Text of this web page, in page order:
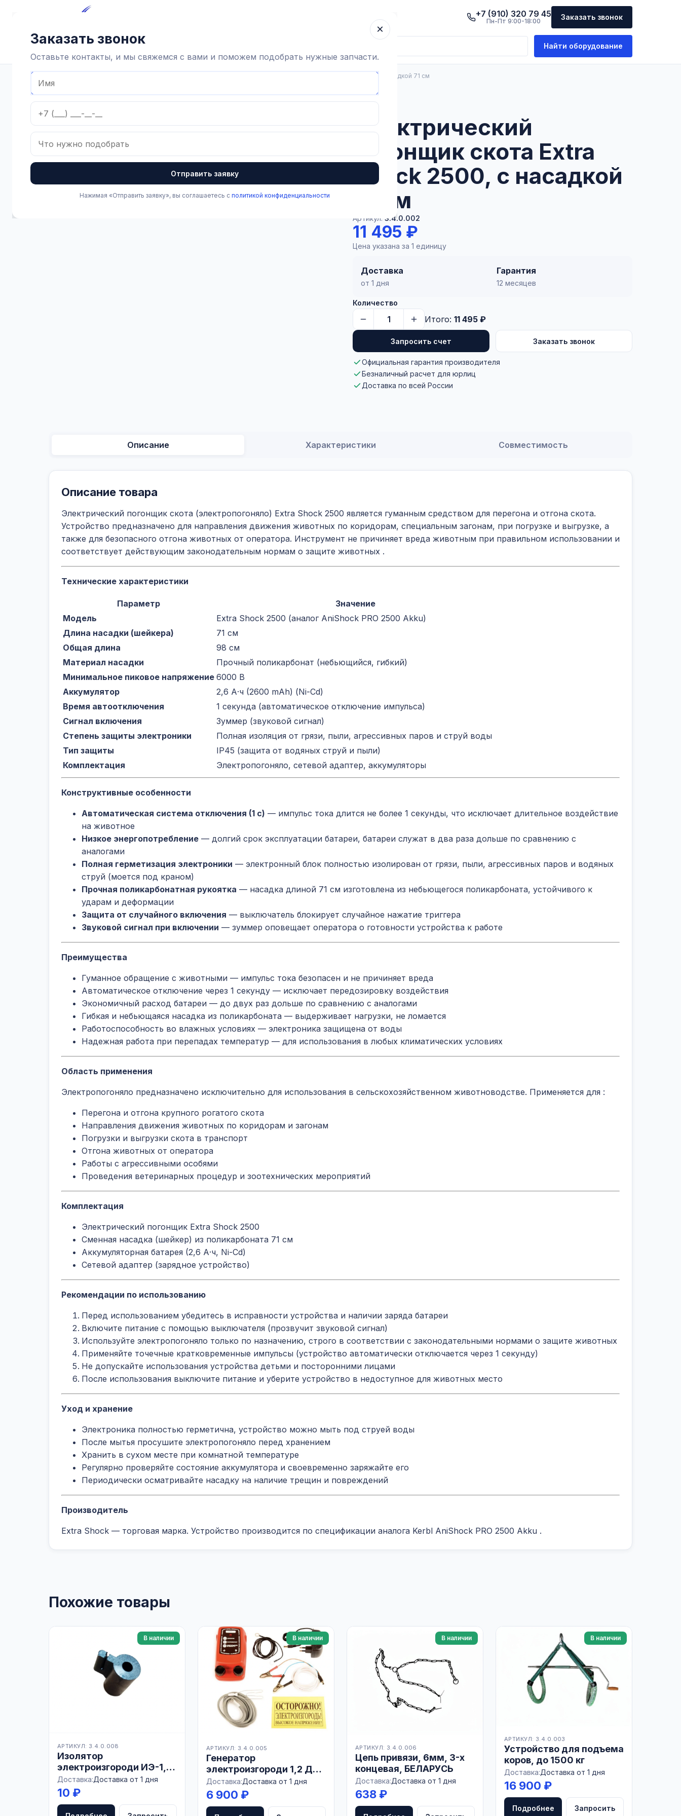
Контакты +7 (910) 320 79 45
Пн-Пт 9:00-18:00 Заказать звонок
Найти оборудование
Электрический погонщик скота Extra Shock 2500, c насадкой 71 см
Электрический
погонщик скота Extra
Shock 2500, c насадкой
71 см
Артикул: 3.4.0.002
11 495 ₽
Цена указана за 1 единицу
Доставка
от 1 дня
Гарантия
12 месяцев
Количество
Итого: 11 495 ₽
Запросить счет Заказать звонок
Официальная гарантия производителя
Безналичный расчет для юрлиц
Доставка по всей России
Описание Характеристики Совместимость
Описание товара
Электрический погонщик скота (электропогоняло) Extra Shock 2500 является гуманным средством для перегона и отгона скота.
Устройство предназначено для направления движения животных по коридорам, специальным загонам, при погрузке и выгрузке, а
также для безопасного отгона животных от оператора. Инструмент не причиняет вреда животным при правильном использовании и
соответствует действующим законодательным нормам о защите животных .
Технические характеристики
Параметр
Значение
Модель
Extra Shock 2500 (аналог AniShock PRO 2500 Akku)
Длина насадки (шейкера)
71 см
Общая длина
98 см
Материал насадки
Прочный поликарбонат (небьющийся, гибкий)
Минимальное пиковое напряжение 6000 В
Аккумулятор
2,6 А·ч (2600 mAh) (Ni-Cd)
Время автоотключения
1 секунда (автоматическое отключение импульса)
Сигнал включения
Зуммер (звуковой сигнал)
Степень защиты электроники
Полная изоляция от грязи, пыли, агрессивных паров и струй воды
Тип защиты
IP45 (защита от водяных струй и пыли)
Комплектация
Электропогоняло, сетевой адаптер, аккумуляторы
Конструктивные особенности
Автоматическая система отключения (1 с) — импульс тока длится не более 1 секунды, что исключает длительное воздействие
на животное
Низкое энергопотребление — долгий срок эксплуатации батареи, батареи служат в два раза дольше по сравнению с
аналогами
Полная герметизация электроники — электронный блок полностью изолирован от грязи, пыли, агрессивных паров и водяных
струй (моется под краном)
Прочная поликарбонатная рукоятка — насадка длиной 71 см изготовлена из небьющегося поликарбоната, устойчивого к
ударам и деформации
Защита от случайного включения — выключатель блокирует случайное нажатие триггера
Звуковой сигнал при включении — зуммер оповещает оператора о готовности устройства к работе
Преимущества
Гуманное обращение с животными — импульс тока безопасен и не причиняет вреда
Автоматическое отключение через 1 секунду — исключает передозировку воздействия
Экономичный расход батареи — до двух раз дольше по сравнению с аналогами
Гибкая и небьющаяся насадка из поликарбоната — выдерживает нагрузки, не ломается
Работоспособность во влажных условиях — электроника защищена от воды
Надежная работа при перепадах температур — для использования в любых климатических условиях
Область применения
Электропогоняло предназначено исключительно для использования в сельскохозяйственном животноводстве. Применяется для :
Перегона и отгона крупного рогатого скота
Направления движения животных по коридорам и загонам
Погрузки и выгрузки скота в транспорт
Отгона животных от оператора
Работы с агрессивными особями
Проведения ветеринарных процедур и зоотехнических мероприятий
Комплектация
Электрический погонщик Extra Shock 2500
Сменная насадка (шейкер) из поликарбоната 71 см
Аккумуляторная батарея (2,6 А·ч, Ni-Cd)
Сетевой адаптер (зарядное устройство)
Рекомендации по использованию
Перед использованием убедитесь в исправности устройства и наличии заряда батареи
Включите питание с помощью выключателя (прозвучит звуковой сигнал)
Используйте электропогоняло только по назначению, строго в соответствии с законодательными нормами о защите животных
Применяйте точечные кратковременные импульсы (устройство автоматически отключается через 1 секунду)
Не допускайте использования устройства детьми и посторонними лицами
После использования выключите питание и уберите устройство в недоступное для животных место
Уход и хранение
Электроника полностью герметична, устройство можно мыть под струей воды
После мытья просушите электропогоняло перед хранением
Хранить в сухом месте при комнатной температуре
Регулярно проверяйте состояние аккумулятора и своевременно заряжайте его
Периодически осматривайте насадку на наличие трещин и повреждений
Производитель
Extra Shock — торговая марка. Устройство производится по спецификации аналога Kerbl AniShock PRO 2500 Akku .
Похожие товары
В наличии
АРТИКУЛ: 3.4.0.008
Изолятор
электроизгороди ИЭ-1,
БЕЛАРУСЬ
Доставка:Доставка от 1 дня
10 ₽
В наличии
АРТИКУЛ: 3.4.0.005
Генератор
электроизгороди 1,2 Дж
до 1км, 12/220В, РОССИЯ
Доставка:Доставка от 1 дня
6 900 ₽
В наличии
АРТИКУЛ: 3.4.0.006
Цепь привязи, 6мм, 3-х
концевая, БЕЛАРУСЬ
Доставка:Доставка от 1 дня
638 ₽
В наличии
АРТИКУЛ: 3.4.0.003
Устройство для подъема
коров, до 1500 кг
Доставка:Доставка от 1 дня
16 900 ₽
Подробнее Запросить
×
Заказать звонок
Оставьте контакты, и мы свяжемся с вами и поможем подобрать нужные запчасти.
Отправить заявку
Нажимая «Отправить заявку», вы соглашаетесь с политикой конфиденциальности